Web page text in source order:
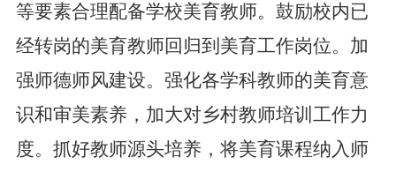
等要素合理配备学校美育教师。鼓励校内已
经转岗的美育教师回归到美育工作岗位。加
强师德师风建设。强化各学科教师的美育意
识和审美素养，加大对乡村教师培训工作力
度。抓好教师源头培养，将美育课程纳入师